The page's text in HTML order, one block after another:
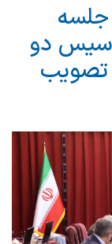
جلسه
دو
تصویب